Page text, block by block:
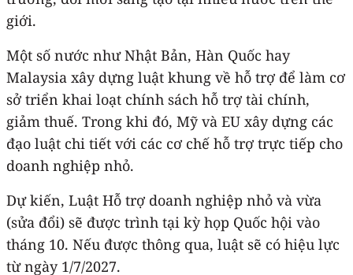
giới.
Một số nước như Nhật Bản, Hàn Quốc hay
Malaysia xây dựng luật khung về hỗ trợ để làm cơ
sở triển khai loạt chính sách hỗ trợ tài chính,
giảm thuế. Trong khi đó, Mỹ và EU xây dựng các
đạo luật chi tiết với các cơ chế hỗ trợ trực tiếp cho
doanh nghiệp nhỏ.
Dự kiến, Luật Hỗ trợ doanh nghiệp nhỏ và vừa
(sửa đổi) sẽ được trình tại kỳ họp Quốc hội vào
tháng 10. Nếu được thông qua, luật sẽ có hiệu lực
từ ngày 1/7/2027.